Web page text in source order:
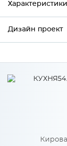
Характеристики
Ширина
Дизайн проект
*
Кирова